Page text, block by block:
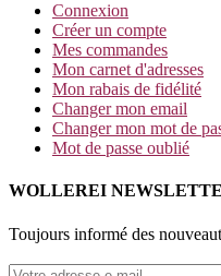
Connexion
Créer un compte
Mes commandes
Mon carnet d'adresses
Mon rabais de fidélité
Changer mon email
Changer mon mot de
Mot de passe oublié
WOLLEREI
Toujours informé des